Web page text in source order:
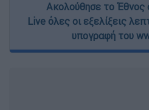
Ακολούθησε το Έθνος
Live όλες οι εξελίξεις
υπογραφή του